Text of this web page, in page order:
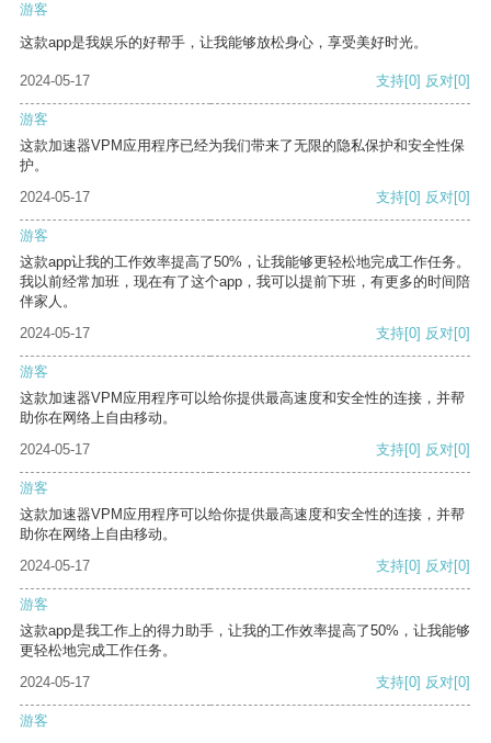
游客
这款app是我娱乐的好帮手，让我能够放松身心，享受美好时光。
2024-05-17 支持[0] 反对[0]
游客
这款加速器VPM应用程序已经为我们带来了无限的隐私保护和安全性保
护。
2024-05-17
支持[0] 反对[0]
游客
这款app让我的工作效率提高了50%，让我能够更轻松地完成工作任务。
我以前经常加班，现在有了这个app，我可以提前下班，有更多的时间陪
伴家人。
2024-05-17
支持[0] 反对[0]
游客
这款加速器VPM应用程序可以给你提供最高速度和安全性的连接，并帮
助你在网络上自由移动。
2024-05-17
支持[0] 反对[0]
游客
这款加速器VPM应用程序可以给你提供最高速度和安全性的连接，并帮
助你在网络上自由移动。
2024-05-17
支持[0] 反对[0]
游客
这款app是我工作上的得力助手，让我的工作效率提高了50%，让我能够
更轻松地完成工作任务。
2024-05-17
支持[0] 反对[0]
游客